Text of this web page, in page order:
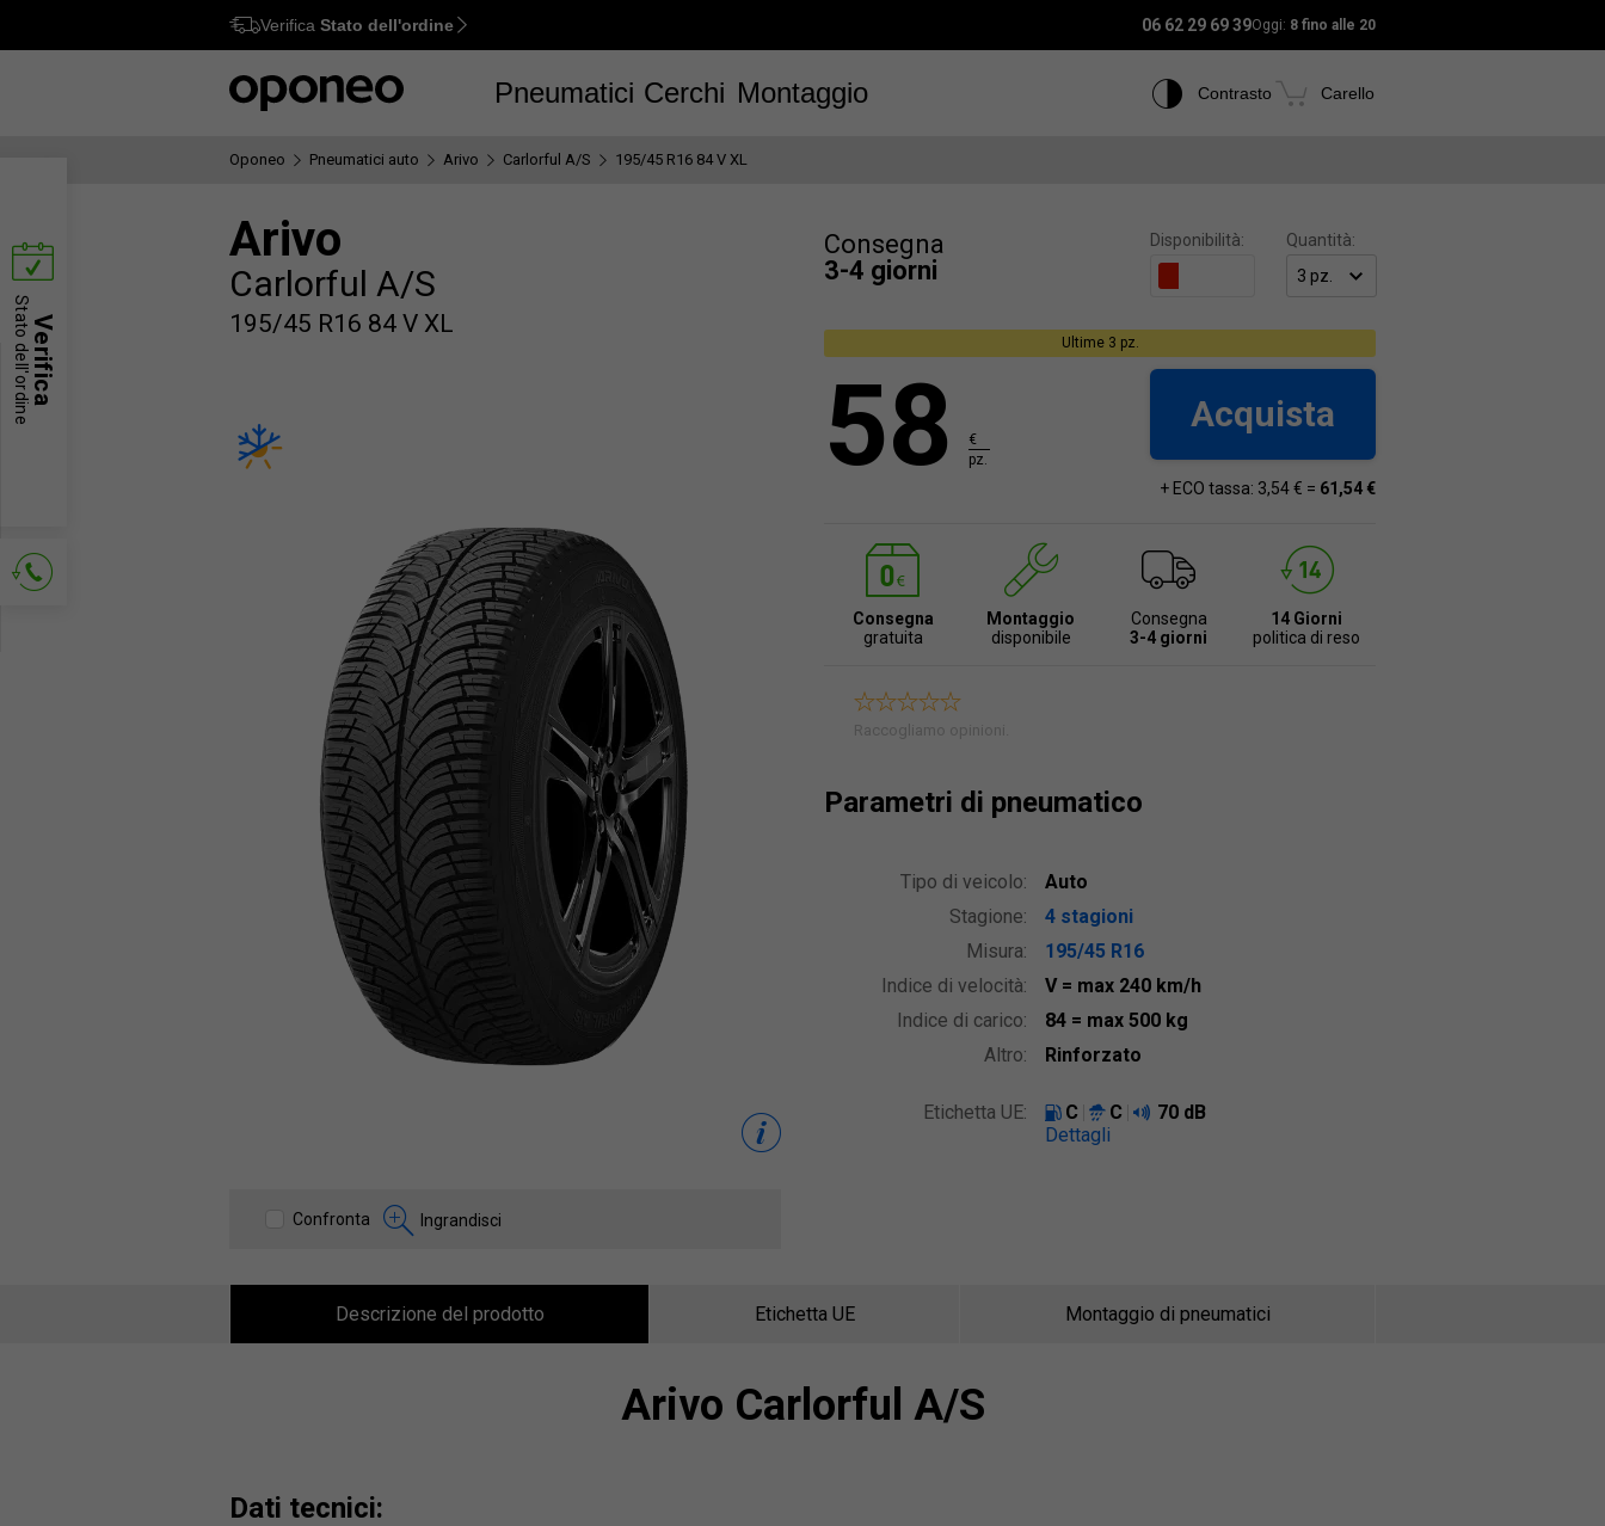
Ctrl M
Verifica Stato dell'ordine 06 62 29 69 39Oggi: 8 fino alle 20
Pneumatici Cerchi Montaggio Contrasto Carello
Oponeo Pneumatici auto Arivo Carlorful A/S 195/45 R16 84 V XL
Arivo
Carlorful A/S
195/45 R16 84 V XL
Confronta Ingrandisci
Ultime 3 pz.
Consegna
3-4 giorni
Disponibilità: Quantità:
58
€
pz.
Acquista
+ ECO tassa: 3,54 € = 61,54 €
Consegna
gratuita
Montaggio
disponibile
Consegna
3-4 giorni
14 Giorni
politica di reso
Raccogliamo opinioni.
Parametri di pneumatico
Tipo di veicolo:
Auto
Stagione:
4 stagioni
Misura:
195/45 R16
Indice di velocità:
V = max 240 km/h
Indice di carico:
84 = max 500 kg
Altro:
Rinforzato
Etichetta UE: C C
70 dB
Dettagli
Descrizione del prodotto Etichetta UE Montaggio di pneumatici
Arivo Carlorful A/S
Dati tecnici:
Verifica
Stato dell'ordine